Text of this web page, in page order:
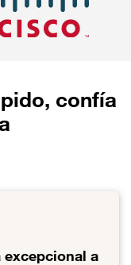
confía
a